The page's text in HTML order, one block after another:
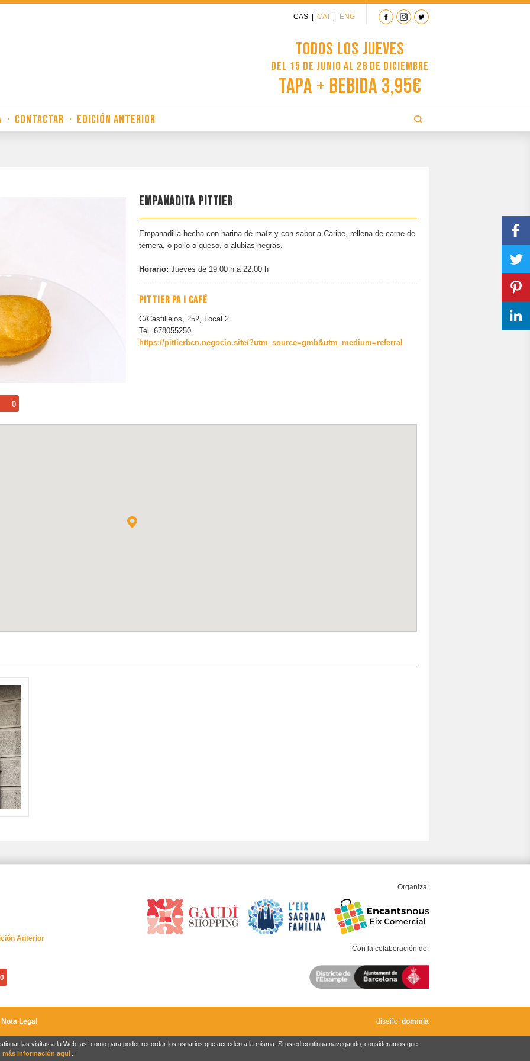
CAS CAT ENG
Todos los jueves
del 15 de junio al 28 de diciembre
Tapa + Bebida 3,95€
· CONTACTAR · EDICIÓN ANTERIOR
EMPANADITA PITTIER
Empanadilla hecha con harina de maíz y con sabor a Caribe, rellena de carne de
ternera, o pollo o queso, o alubias negras.
Horario: Jueves de 19.00 h a 22.00 h
PITTIER PA I CAFÉ
C/Castillejos, 252, Local 2
Tel. 678055250
https://pittierbcn.negocio.site/?utm_source=gmb&utm_medium=referral
0
Anterior
0
Organiza:
Con la colaboración de:
Nota Legal diseño: dommia
las visitas a la Web, así como para poder recordar los usuarios que acceden a la misma. Si usted continua navegando, consideramos que
más información aquí